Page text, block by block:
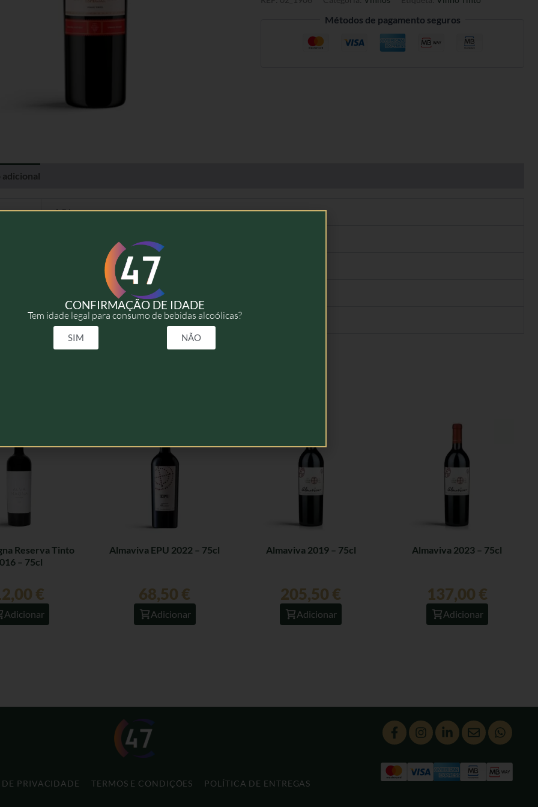
Métodos de pagamento seguros
1,5 kg
José Maria Cálem, Quinta do Combro
75cl
Reserva Tinto
– 75cl
€
Adicionar
Almaviva EPU 2022 – 75cl
68,50 €
Adicionar
Almaviva 2019 – 75cl
205,50 €
Adicionar
Almaviva 2023 – 75cl
137,00 €
Adicionar
PRIVACIDADE TERMOS E CONDIÇÕES POLÍTICA DE ENTREGAS
CONFIRMAÇÃO DE IDADE
Tem idade legal para consumo de bebidas alcoólicas?
SIM NÃO